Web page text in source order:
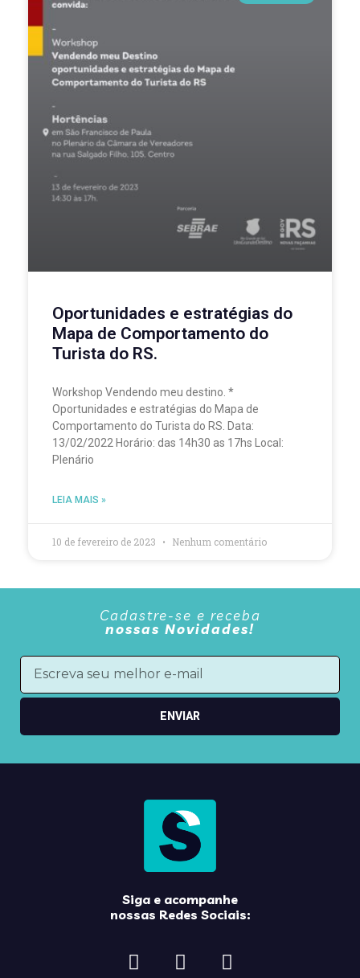
Oportunidades e estratégias do
Mapa de Comportamento do
Turista do RS.
Workshop Vendendo meu destino. *
Oportunidades e estratégias do Mapa de
Comportamento do Turista do RS. Data:
13/02/2022 Horário: das 14h30 as 17hs Local:
Plenário
LEIA MAIS »
10 de fevereiro de 2023 Nenhum comentário
Cadastre-se e receba
nossas Novidades!
ENVIAR
Siga e acompanhe
nossas Redes Sociais: